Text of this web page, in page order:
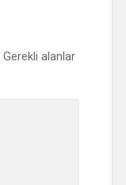
Gerekli alanlar